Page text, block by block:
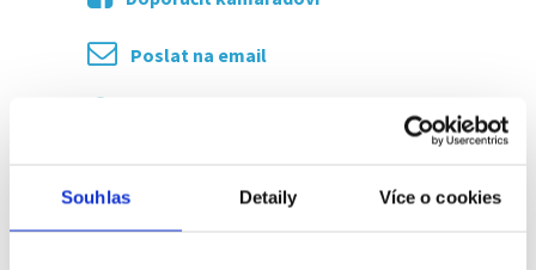
Souhlas Detaily Více o cookies
Poslat na email